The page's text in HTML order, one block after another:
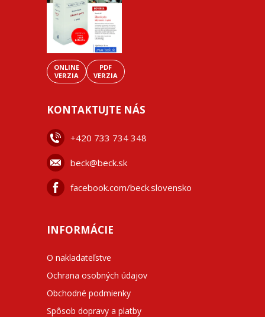
ONLINE
VERZIA
PDF
VERZIA
KONTAKTUJTE NÁS
+420 733 734 348
beck@beck.sk
facebook.com/beck.slovensko
INFORMÁCIE
O nakladateľstve
Ochrana osobných údajov
Obchodné podmienky
Spôsob dopravy a platby